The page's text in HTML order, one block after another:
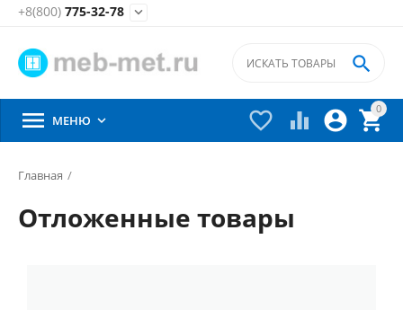
+8(800) 775-32-78 
0


 

 МЕНЮ 
Главная /
Отложенные товары